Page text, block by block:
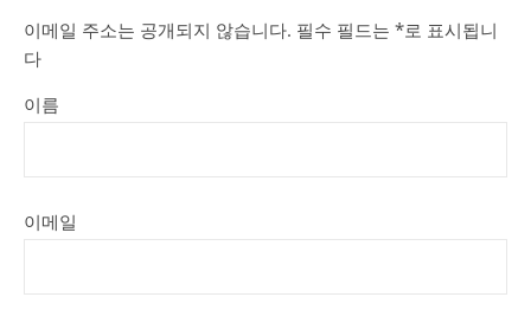
이메일 주소는 공개되지 않습니다. 필수 필드는 *로 표시됩니
다
이름
이메일